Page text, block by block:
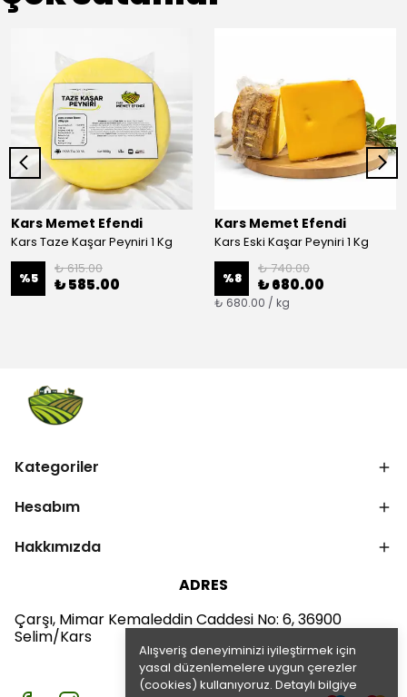
Alışveriş deneyiminizi iyileştirmek için
yasal düzenlemelere uygun çerezler
(cookies) kullanıyoruz. Detaylı bilgiye
Kars Memet Efendi
Kars Taze Kaşar Peyniri 1 Kg
%5
₺ 615.00
₺ 585.00
Kars Memet Efendi
Kars Eski Kaşar Peyniri 1 Kg
%8
₺ 740.00
₺ 680.00
₺ 680.00 / kg
Kategoriler
Hesabım
Hakkımızda
ADRES
Çarşı, Mimar Kemaleddin Caddesi No: 6, 36900
Selim/Kars